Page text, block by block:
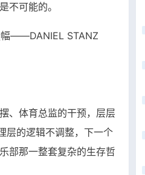
不可能的。
幅——DANIEL STANZ
、体育总监的干预，层层
层的逻辑不调整，下一个
部那一整套复杂的生存哲